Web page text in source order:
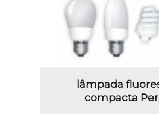
lâmpada
compacta